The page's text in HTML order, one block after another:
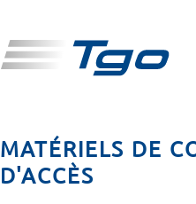
MATÉRIELS DE
D'ACCÈS